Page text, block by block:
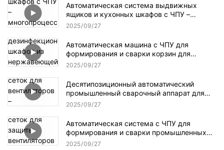
Автоматическая система выдвижных
ящиков и кухонных шкафов с ЧПУ –
многопроцессная производственная линия
хранения
2025 09 27
Автоматическая машина с ЧПУ для
формирования и сварки корзин для
дезинфекционных шкафов из
производственная линия для медицинской
кухонной утвари
2025 09 27
Десятипозиционный автоматический
промышленный сварочный аппарат для
сеток для вентиляторов –
высокоточного изготовления сеток
2025 09 27
Автоматическая система с ЧПУ для
формирования и сварки промышленных
сеток для защиты вентиляторов –
2025 09 27